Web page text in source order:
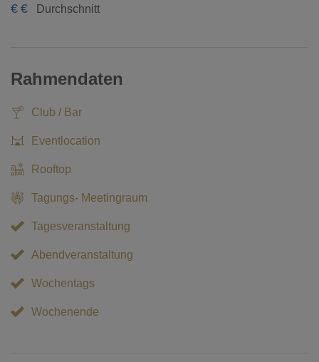
€ € Durchschnitt
Rahmendaten
Club / Bar
Eventlocation
Rooftop
Tagungs- Meetingraum
Tagesveranstaltung
Abendveranstaltung
Wochentags
Wochenende